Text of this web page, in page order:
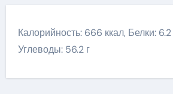
Калорийность: 666 ккал, Белки:
Углеводы: 56.2 г